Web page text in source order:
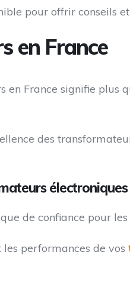
pour offrir conseils et
en France
France signifie plus
des
électroniques
de confiance pour
performances de vos